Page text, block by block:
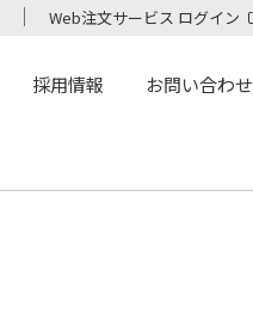
Web注文サービス ログイン
採用情報 お問い合わせ